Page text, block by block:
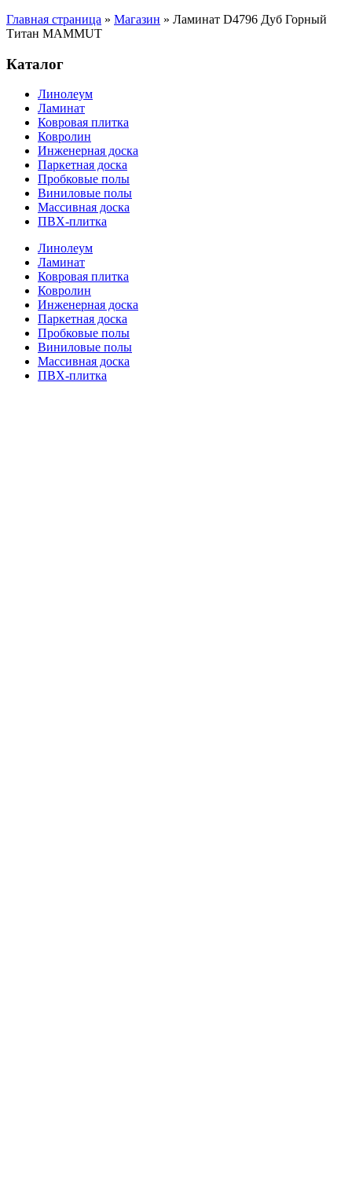
Главная страница » Магазин » Ламинат D4796 Дуб Горный
Титан MAMMUT
Каталог
Линолеум
Ламинат
Ковровая плитка
Ковролин
Инженерная доска
Паркетная доска
Пробковые полы
Виниловые полы
Массивная доска
ПВХ-плитка
Линолеум
Ламинат
Ковровая плитка
Ковролин
Инженерная доска
Паркетная доска
Пробковые полы
Виниловые полы
Массивная доска
ПВХ-плитка